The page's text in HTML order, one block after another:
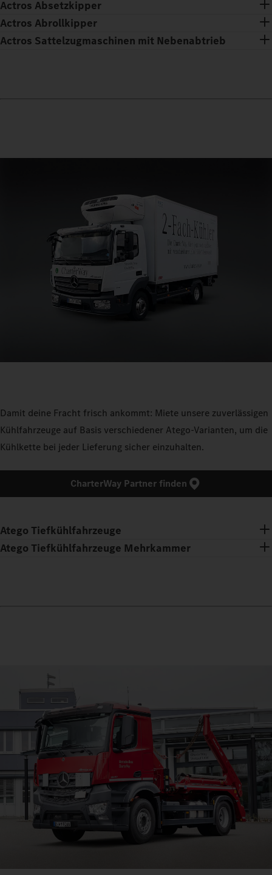
Actros Absetzkipper
Actros Abrollkipper
Actros Sattelzugmaschinen mit Nebenabtrieb
Damit deine Fracht frisch ankommt: Miete unsere zuverlässigen
Kühlfahrzeuge auf Basis verschiedener Atego-Varianten, um die
Kühlkette bei jeder Lieferung sicher einzuhalten.
CharterWay Partner finden
Atego Tiefkühlfahrzeuge
Atego Tiefkühlfahrzeuge Mehrkammer